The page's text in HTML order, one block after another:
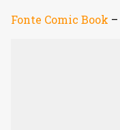
Fonte Comic Book –